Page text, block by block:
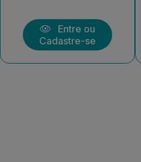
Entre ou
Cadastre-se